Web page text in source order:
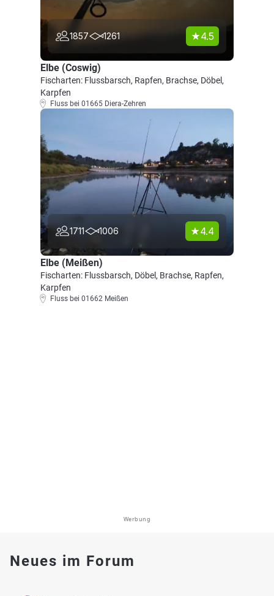
1857 1261 4.5
Elbe (Coswig)
Fischarten: Flussbarsch, Rapfen, Brachse, Döbel,
Karpfen
Fluss bei 01665 Diera-Zehren
1711 1006 4.4
Elbe (Meißen)
Fischarten: Flussbarsch, Döbel, Brachse, Rapfen,
Karpfen
Fluss bei 01662 Meißen
Werbung
Neues im Forum